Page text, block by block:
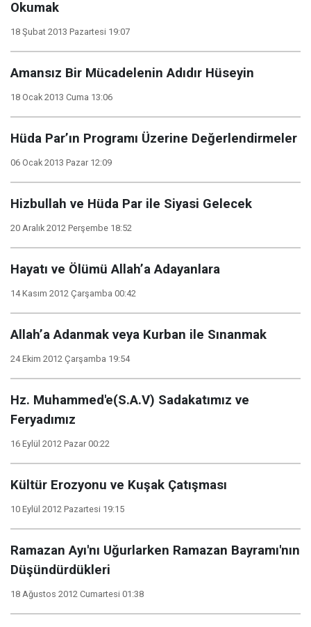
Okumak
18 Şubat 2013 Pazartesi 19:07
Amansız Bir Mücadelenin Adıdır Hüseyin
18 Ocak 2013 Cuma 13:06
Hüda Par’ın Programı Üzerine Değerlendirmeler
06 Ocak 2013 Pazar 12:09
Hizbullah ve Hüda Par ile Siyasi Gelecek
20 Aralık 2012 Perşembe 18:52
Hayatı ve Ölümü Allah’a Adayanlara
14 Kasım 2012 Çarşamba 00:42
Allah’a Adanmak veya Kurban ile Sınanmak
24 Ekim 2012 Çarşamba 19:54
Hz. Muhammed'e(S.A.V) Sadakatımız ve
Feryadımız
16 Eylül 2012 Pazar 00:22
Kültür Erozyonu ve Kuşak Çatışması
10 Eylül 2012 Pazartesi 19:15
Ramazan Ayı'nı Uğurlarken Ramazan Bayramı'nın
Düşündürdükleri
18 Ağustos 2012 Cumartesi 01:38